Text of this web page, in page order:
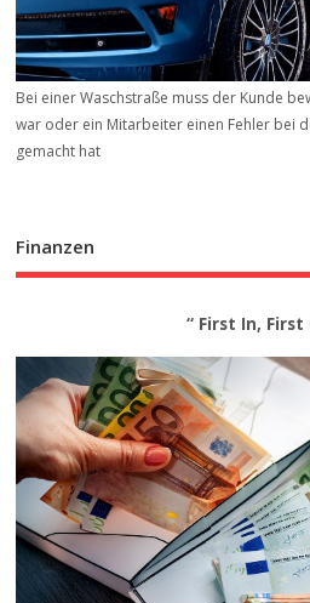
Bei einer Waschstraße muss der Kunde
war oder ein Mitarbeiter einen Fehler bei
gemacht hat
Finanzen
“ First In, First